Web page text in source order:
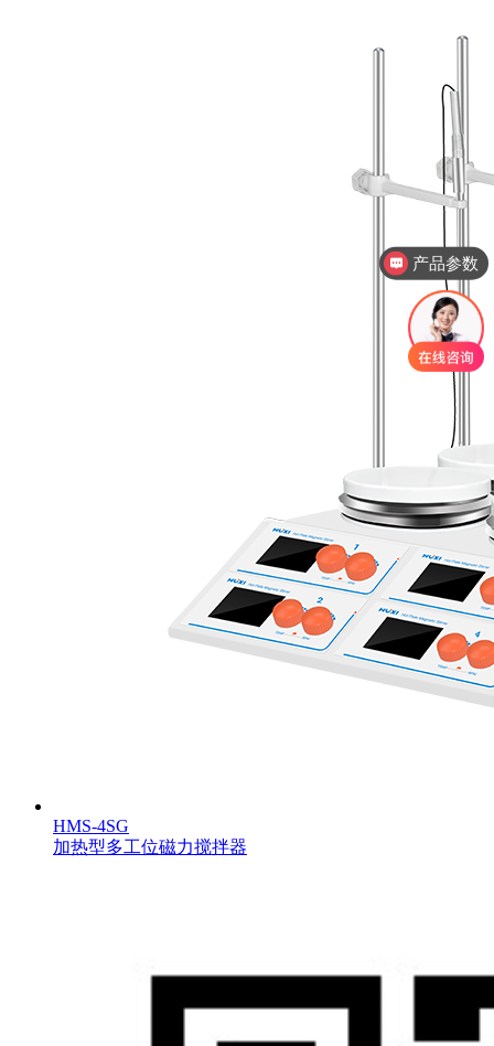
HMS-4SG
加热型多工位磁力搅拌器
产品报价